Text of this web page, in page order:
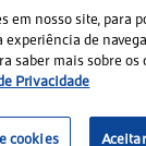
em nosso site, para
de
saber mais sobre os
Privacidade
cookies